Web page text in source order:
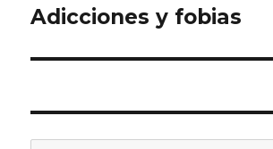
Entrada
Adicciones y fobias